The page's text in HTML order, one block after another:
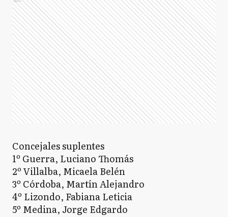
Concejales suplentes
1º Guerra, Luciano Thomás
2º Villalba, Micaela Belén
3º Córdoba, Martín Alejandro
4º Lizondo, Fabiana Leticia
5º Medina, Jorge Edgardo